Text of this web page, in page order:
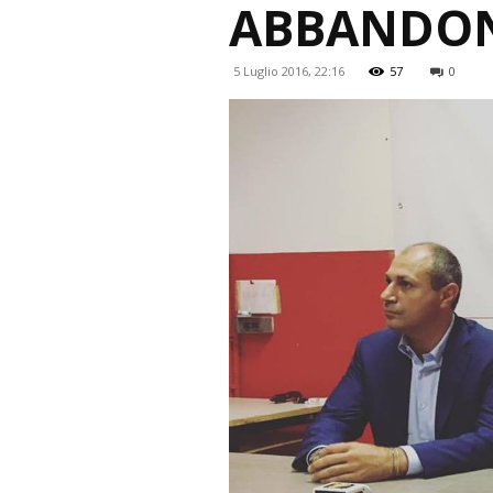
5 Luglio 2016, 22:16 57 0